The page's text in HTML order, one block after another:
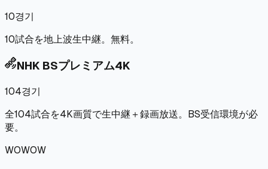
10경기
10試合を地上波生中継。無料。
satellite_altNHK BSプレミアム4K
104경기
全104試合を4K画質で生中継＋録画放送。BS受信環境が必
要。
WOWOW